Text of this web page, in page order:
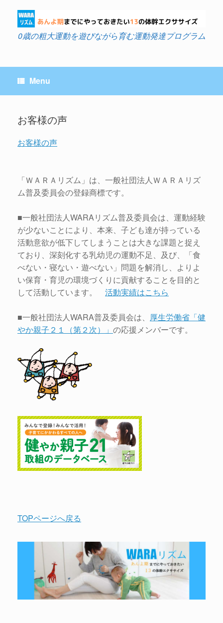
content
0歳の粗大運動を遊びながら育む運動発達プログラム
Menu
お客様の声
お客様の声
「ＷＡＲＡリズム」は、一般社団法人ＷＡＲＡリズ
ム普及委員会の登録商標です。
■一般社団法人WARAリズム普及委員会は、運動経験
が少ないことにより、本来、子ども達が持っている
活動意欲が低下してしまうことは大きな課題と捉え
ており、深刻化する乳幼児の運動不足、及び、「食
べない・寝ない・遊べない」問題を解消し、よりよ
い保育・育児の環境づくりに貢献することを目的と
して活動しています。 活動実績はこちら
■一般社団法人WARA普及委員会は、 厚生労働省「健
やか親子２１（第２次）」 の応援メンバーです。
TOPページへ戻る